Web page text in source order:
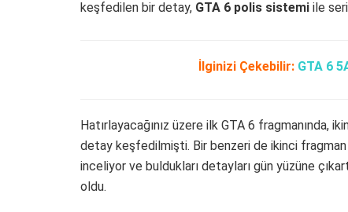
keşfedilen bir detay, GTA 6 polis sistemi ile
İlginizi Çekebilir: GTA 6
Hatırlayacağınız üzere ilk GTA 6 fragmanında,
detay keşfedilmişti. Bir benzeri de ikinci
inceliyor ve buldukları detayları gün yüzüne
oldu.